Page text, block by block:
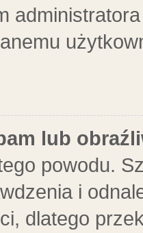
lub
powodu.
i
dlatego